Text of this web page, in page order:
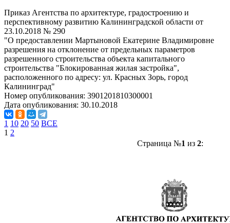
Приказ Агентства по архитектуре, градостроению и
перспективному развитию Калининградской области от
23.10.2018 № 290
"О предоставлении Мартыновой Екатерине Владимировне
разрешения на отклонение от предельных параметров
разрешенного строительства объекта капитального
строительства "Блокированная жилая застройка",
расположенного по адресу: ул. Красных Зорь, город
Калининград"
Номер опубликования: 3901201810300001
Дата опубликования: 30.10.2018
1 10 20 50 ВСЕ
1 2
Страница №1 из 2: